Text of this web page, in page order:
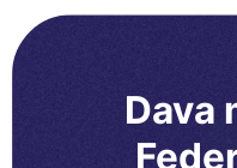
Dava